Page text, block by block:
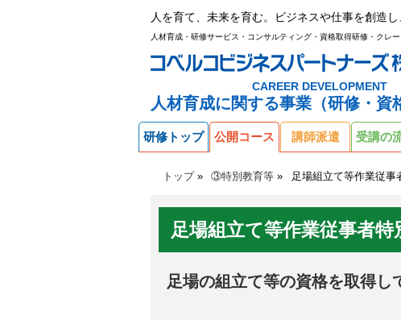
人を育て、未来を育む。ビジネスや仕事を創造
人材育成・研修サービス・コンサルティング・資格取得研修・クレ
CAREER DEVELOPMENT
人材育成に関する事業（研修・資
研修トップ 公開コース 講師派遣 受講の
トップ ③特別教育等 足場組立て等作業従事
足場組立て等作業従事者特
足場の組立て等の資格を取得し